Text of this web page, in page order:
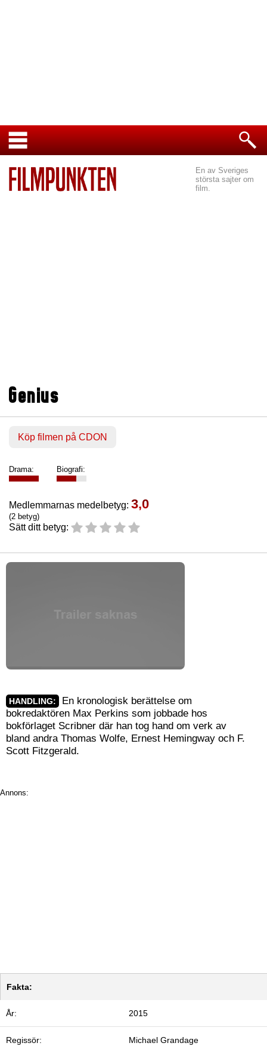
En av Sveriges
största sajter om
film.
Genius
Köp filmen på CDON
Drama: Biografi:
Medlemmarnas medelbetyg: 3,0
(2 betyg)
Sätt ditt betyg:
HANDLING:
En kronologisk berättelse om
bokredaktören Max Perkins som jobbade hos
bokförlaget Scribner där han tog hand om verk av
bland andra Thomas Wolfe, Ernest Hemingway och F.
Scott Fitzgerald.
Annons:
Fakta:
År: 2015
Regissör: Michael Grandage